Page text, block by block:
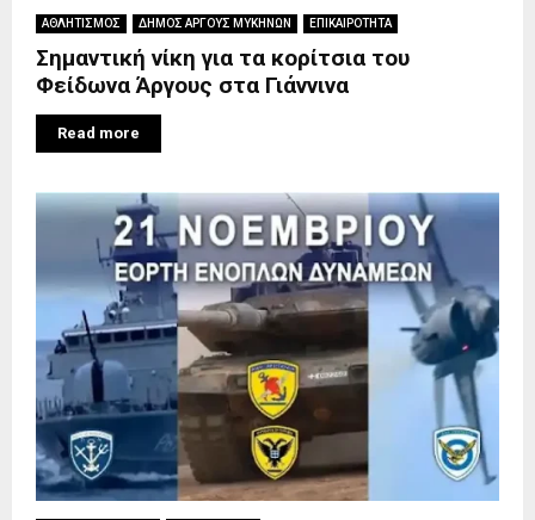
ΑΘΛΗΤΙΣΜΟΣ ΔΗΜΟΣ ΑΡΓΟΥΣ ΜΥΚΗΝΩΝ ΕΠΙΚΑΙΡΟΤΗΤΑ
Σημαντική νίκη για τα κορίτσια του
Φείδωνα Άργους στα Γιάννινα
Read more